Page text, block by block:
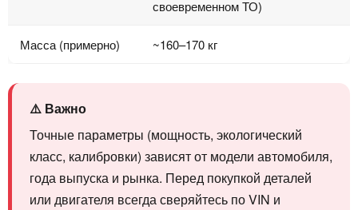
своевременном ТО)
Масса (примерно) ~160–170 кг
⚠️ Важно
Точные параметры (мощность, экологический
класс, калибровки) зависят от модели автомобиля,
года выпуска и рынка. Перед покупкой деталей
или двигателя всегда сверяйтесь по VIN и